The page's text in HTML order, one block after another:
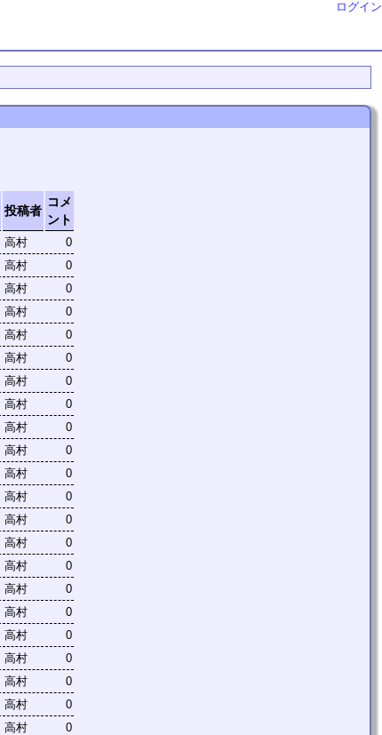
ログイン
投稿者
コメ
ント
高村
0
高村
0
高村
0
高村
0
高村
0
高村
0
高村
0
高村
0
高村
0
高村
0
高村
0
高村
0
高村
0
高村
0
高村
0
高村
0
高村
0
高村
0
高村
0
高村
0
高村
0
高村
0